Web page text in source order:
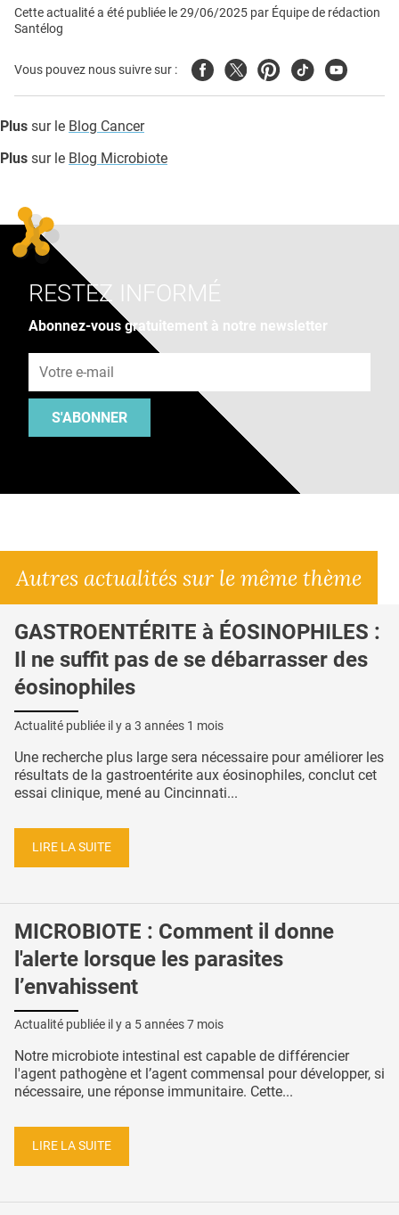
Cette actualité a été publiée le29/06/2025 par Équipe de rédaction
Santélog
Vous pouvez nous suivre sur : FacebookTwitterPinterest
TiktokYoutube
Plus sur le Blog Cancer
Plus sur le Blog Microbiote
RESTEZ INFORMÉ
Abonnez-vous gratuitement à notre newsletter
S'ABONNER
Autres actualités sur le même thème
GASTROENTÉRITE à ÉOSINOPHILES :
Il ne suffit pas de se débarrasser des
éosinophiles
Actualité publiée il y a 3 années 1 mois
Une recherche plus large sera nécessaire pour améliorer les
résultats de la gastroentérite aux éosinophiles, conclut cet
essai clinique, mené au Cincinnati...
LIRE LA SUITE
MICROBIOTE : Comment il donne
l'alerte lorsque les parasites
l’envahissent
Actualité publiée il y a 5 années 7 mois
Notre microbiote intestinal est capable de différencier
l'agent pathogène et l’agent commensal pour développer, si
nécessaire, une réponse immunitaire. Cette...
LIRE LA SUITE